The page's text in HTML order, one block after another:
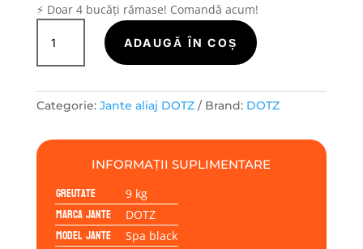
⚡ Doar 4 bucăți rămase! Comandă acum!
Cantitate
Janta
aliaj
Spa
7.50x17
5/112/35/70,1
ADAUGĂ ÎN COȘ
Categorie: Jante aliaj DOTZ Brand: DOTZ
INFORMAȚII SUPLIMENTARE
Greutate 9 kg
Marca jante DOTZ
Model jante Spa black